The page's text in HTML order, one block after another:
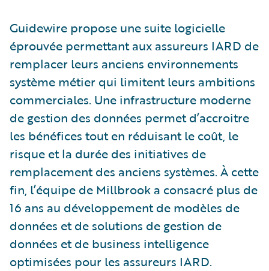
Guidewire propose une suite logicielle
éprouvée permettant aux assureurs IARD de
remplacer leurs anciens environnements
système métier qui limitent leurs ambitions
commerciales. Une infrastructure moderne
de gestion des données permet d’accroitre
les bénéfices tout en réduisant le coût, le
risque et la durée des initiatives de
remplacement des anciens systèmes. À cette
fin, l’équipe de Millbrook a consacré plus de
16 ans au développement de modèles de
données et de solutions de gestion de
données et de business intelligence
optimisées pour les assureurs IARD.